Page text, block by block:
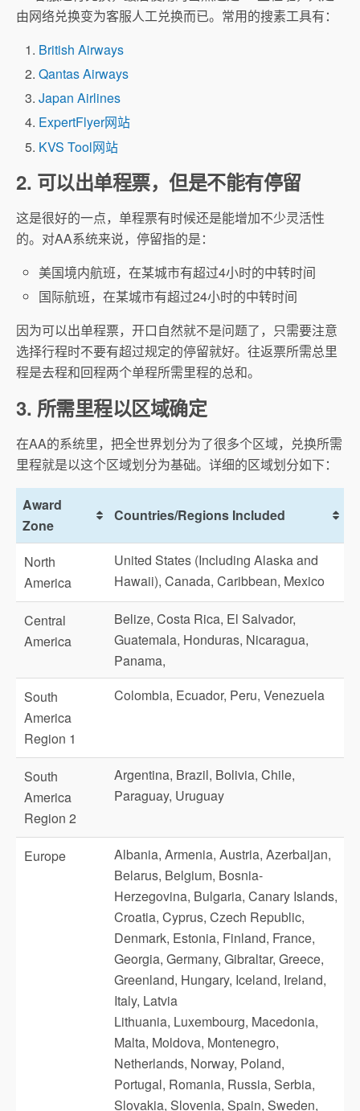
由网络兑换变为客服人工兑换而已。常用的搜素工具有：
British Airways
Qantas Airways
Japan Airlines
ExpertFlyer网站
KVS Tool网站
2. 可以出单程票，但是不能有停留
这是很好的一点，单程票有时候还是能增加不少灵活性
的。对AA系统来说，停留指的是：
美国境内航班，在某城市有超过4小时的中转时间
国际航班，在某城市有超过24小时的中转时间
因为可以出单程票，开口自然就不是问题了，只需要注意
选择行程时不要有超过规定的停留就好。往返票所需总里
程是去程和回程两个单程所需里程的总和。
3. 所需里程以区域确定
在AA的系统里，把全世界划分为了很多个区域，兑换所需
里程就是以这个区域划分为基础。详细的区域划分如下：
Award
Zone
Countries/Regions Included
North
America
United States (Including Alaska and
Hawaii), Canada, Caribbean, Mexico
Central
America
Belize, Costa Rica, El Salvador,
Guatemala, Honduras, Nicaragua,
Panama,
South
America
Region 1
Colombia, Ecuador, Peru, Venezuela
South
America
Region 2
Argentina, Brazil, Bolivia, Chile,
Paraguay, Uruguay
Europe
Albania, Armenia, Austria, Azerbaijan,
Belarus, Belgium, Bosnia-
Herzegovina, Bulgaria, Canary Islands,
Croatia, Cyprus, Czech Republic,
Denmark, Estonia, Finland, France,
Georgia, Germany, Gibraltar, Greece,
Greenland, Hungary, Iceland, Ireland,
Italy, Latvia
Lithuania, Luxembourg, Macedonia,
Malta, Moldova, Montenegro,
Netherlands, Norway, Poland,
Portugal, Romania, Russia, Serbia,
Slovakia, Slovenia, Spain, Sweden,